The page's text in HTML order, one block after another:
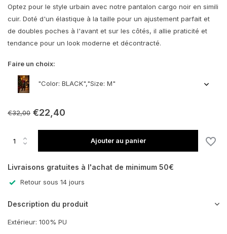
Optez pour le style urbain avec notre pantalon cargo noir en simili
cuir. Doté d'un élastique à la taille pour un ajustement parfait et
de doubles poches à l'avant et sur les côtés, il allie praticité et
tendance pour un look moderne et décontracté.
Faire un choix:
"Color: BLACK","Size: M"
€32,00 €22,40
Ajouter au panier
Livraisons gratuites à l'achat de minimum 50€
Retour sous 14 jours
Description du produit
Extérieur: 100% PU